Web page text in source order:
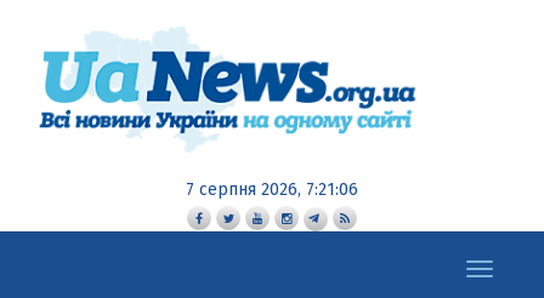
7 серпня 2026, 7:21:07
Toggle
navigation